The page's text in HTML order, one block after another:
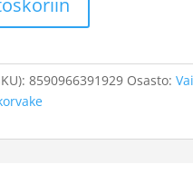
8590966391929 Osasto: